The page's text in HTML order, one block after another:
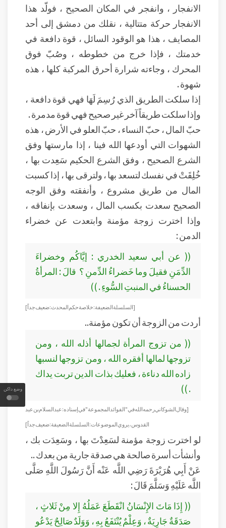
وضع داكن
الانفجار ، وانفجر في المكان الصحيح ، فولّد هذا
الانفجار حركة متتالية ، نقلك من دمشق إلى أحد
المصايف ، هذا هو الوقود السائل ، قوة دافعة في
خدمتك ، فإذا خرج من خطوطه ، وصُبّ فوق
المحرك ، وجاءته شرارة أحرق المركبة كلها ، هذه
شهوة .
إذا سلكت الطريق الذي رُسِمَ لَهَا فهي قوة دافعة ،
وإذا سلكت طريقاً آخر غير صحيح فهي قوة مدمرة .
حبّ المال ، حبّ النساء ، حبّ العلو في الأرض ، هذه
الشهوات التي أودعها الله فينا ، إذا مارستها وفق
الشرع الصحيح ، وفق الشرع الحكيم سَعِدت بها ،
خُلِقَتْ في نفسك لتسعد بها ، ولترقى بها ، إذا كسبت
المال من طريق مشروع ، وأنفقته وفق الوجه
الصحيح سعدت بكسب المال ، وسعدت بإنفاقه ،
وإذا اخترت زوجة مؤمنة وابتعدت عن خضراء
الدمن :
(( عن أبي سعيد الخدري : إيَّاكُم وخضراءَ
الدِّمَنِ فقيلَ وما خَضراءُ الدِّمنِ ؟ قالَ : المرأةُ
الحسناءُ في المنبتِ السُّوءِ . ))
[ السلسلة الضعيفة : خلاصة حكم المحدث : ضعيف جداً ]
أردت من الزوجة أن تكون مؤمنة..
(( من تزوج المرأة لجمالها أذله الله ، ومن
تزوجها لمالها أفقره الله ، ومن تزوجها لنسبها
زاده الله دناءة ، فعليك بذات الدين تربت يداك
. ))
[ وقال الشوكاني رحمه الله في "الفوائد المجموعة" في إسناده : عبد السلام بن عبد
القدوس ، يروي الموضوعات : السلسلة الضعيفة : ضعيف جداً ]
لو اخترت زوجة مؤمنة لسَعِدْتَ بها ، وسَعِدَت بك ،
وأنشأت أسرة صالحة هي صدقة جارية من بعدك ..
عَنْ أَبِي هُرَيْرَةَ رَضِي اللَّه عَنْه أَنَّ رَسُولَ اللَّهِ صَلَّى
اللَّه عَلَيْهِ وَسَلَّمَ قَالَ :
(( إِذَا مَاتَ الإِنْسَانُ انْقَطَعَ عَمَلُهُ إِلا مِنْ ثَلاثٍ ،
صَدَقَةٌ جَارِيَةٌ ، وَعِلْمٌ يُنْتَفَعُ بِهِ ، وَوَلَدٌ صَالِحٌ يَدْعُو